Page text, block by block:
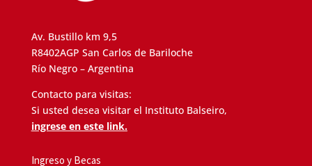
Av. Bustillo km 9,5
R8402AGP San Carlos de Bariloche
Río Negro – Argentina
Contacto para visitas:
Si usted desea visitar el Instituto Balseiro,
ingrese en este link.
Ingreso y Becas